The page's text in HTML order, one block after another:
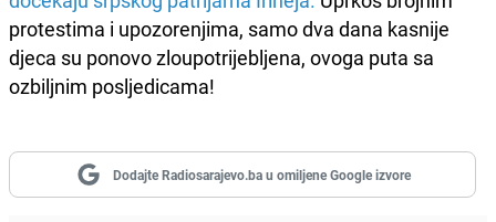
protestima i upozorenjima, samo dva dana kasnije
djeca su ponovo zloupotrijebljena, ovoga puta sa
ozbiljnim posljedicama!
Dodajte Radiosarajevo.ba u omiljene Google izvore